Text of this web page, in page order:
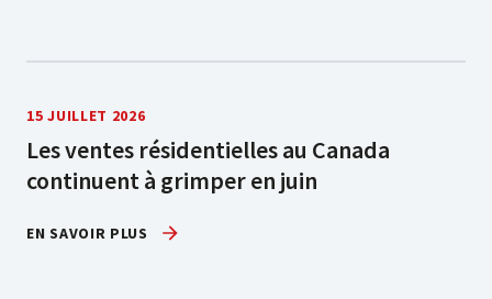
15 JUILLET 2026
Les ventes résidentielles au Canada
continuent à grimper en juin
EN SAVOIR PLUS